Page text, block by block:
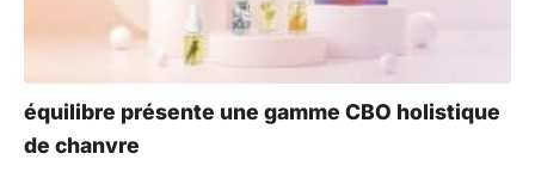
équilibre présente une gamme CBO holistique
de chanvre